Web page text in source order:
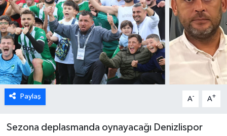
Paylaş A- A+
Sezona deplasmanda oynayacağı Denizlispor